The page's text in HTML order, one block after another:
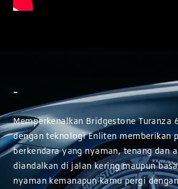
-
Memperkenalkan Bridgestone Turanza
dengan teknologi Enliten memberikan
berkendara yang nyaman, tenang dan
diandalkan di jalan kering maupun
nyaman kemanapun kamu pergi